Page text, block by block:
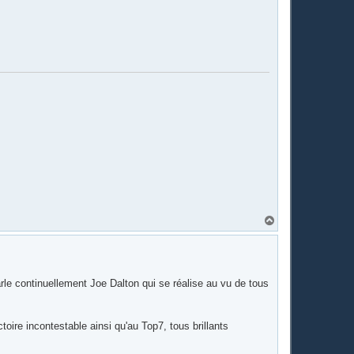
a
continuellement Joe Dalton qui se réalise au vu de tous
incontestable ainsi qu'au Top7, tous brillants